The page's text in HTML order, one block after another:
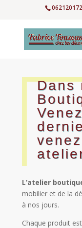
Dans
L’atelier
mobilier et de la
à nos jours.
Chaque produit